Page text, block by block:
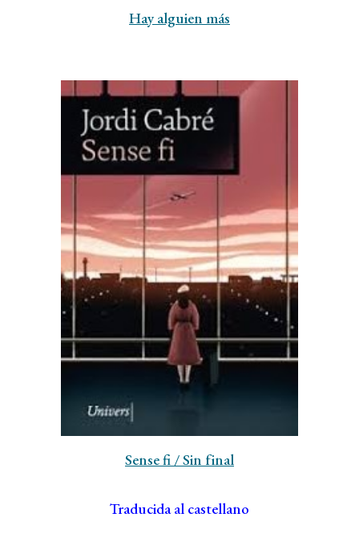
Hay alguien más
Sense fi/ Sin final
Traducida al castellano